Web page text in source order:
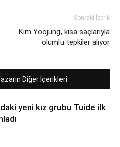
Sonraki İçerik
Kim Yoojung, kısa saçlarıyla
olumlu tepkiler alıyor
Diğer İçerikleri
yeni kız grubu Tuide ilk